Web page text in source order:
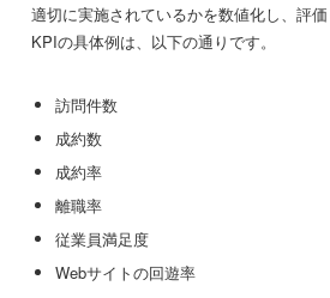
適切に実施されているかを数値化し、評価
KPIの具体例は、以下の通りです。
訪問件数
成約数
成約率
離職率
従業員満足度
Webサイトの回遊率